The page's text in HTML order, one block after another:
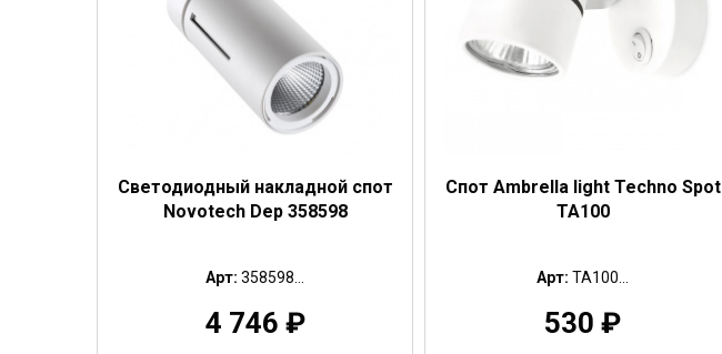
Светодиодный накладной спот
Novotech Dep 358598
Арт: 358598...
4 746 ₽
Спот Ambrella light Techno Spot
TA100
Арт: TA100...
530 ₽